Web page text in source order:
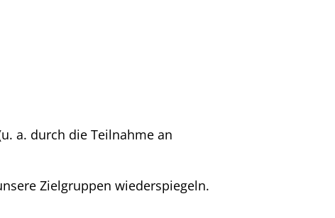
a. durch die Teilnahme an
Zielgruppen wiederspiegeln.